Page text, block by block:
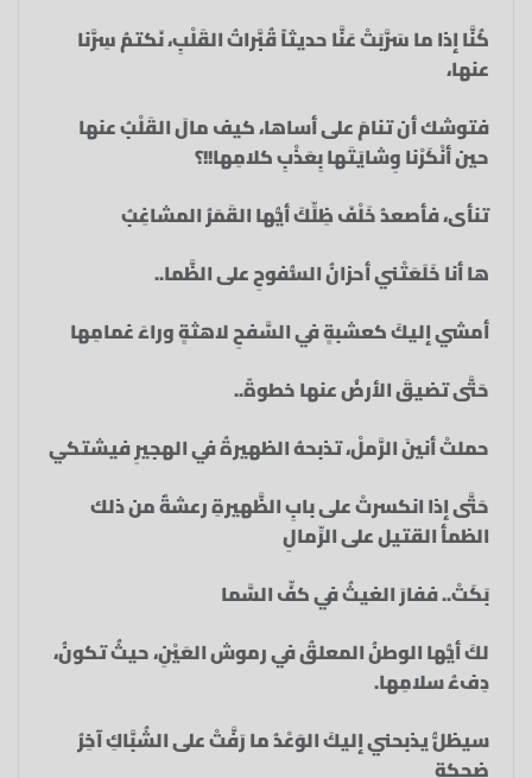
كُنَّا إذا‏ ما سَرَّبَتْ عَنَّا حديثاً‏ قُبَّراتُ القَلْبِ، نَكتمُ سِرَّنا
عنها،‏
فتوشك أن تنامَ على أساها،‏ كيف مالَ القَلْبُ عنها‏
حين أنْكَرْنا وِشايَتَها بِعَذْبِ كلامِها!!؟‏
تنأى، فأصعدُ خَلْفَ ظِلِّكَ‏ أيُّها القَمَرُ المشاغِبُ
ها أنا‏ خَلَعَتْني أحزانُ السُّفوحِ على الظَّما‏..
أمشي إليكَ كعشبةٍ في السَّفحِ‏ لاهثةٍ وراءَ غمامِها‏
حَتَّى تضيقَ الأرضُ عنها خطوةً‏..
حملتْ أنينَ الرَّملْ،‏ تذبحهُ الظهيرةُ في الهجيرِ فيشتكي‏
حَتَّى إذا انكسرتْ على‏ بابِ الظَّهيرةِ رعشةٌ‏ من ذلك
الظمأ القتيل على الرِّمالِ‏
بَكَتْ.. ففارَ الغيثُ في كفِّ السَّما‏
لكَ أيُّها الوطنُ المعلقُ في رموش العَيْنِ، حيثُ تكونُ،
دِفءُ سلامِها.‏
سيظلُّ يذبحني إليكَ الوَعْدُ‏ ما رَفَّتْ على الشُبَّاكِ آخِرُ
ضحكةٍ‏